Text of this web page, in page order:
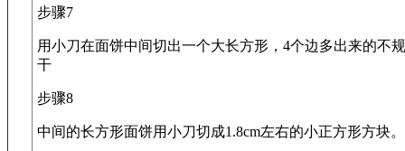
步骤7
用小刀在面饼中间切出一个大长方形，4个边多出来的不
干
步骤8
中间的长方形面饼用小刀切成1.8cm左右的小正方形方块。